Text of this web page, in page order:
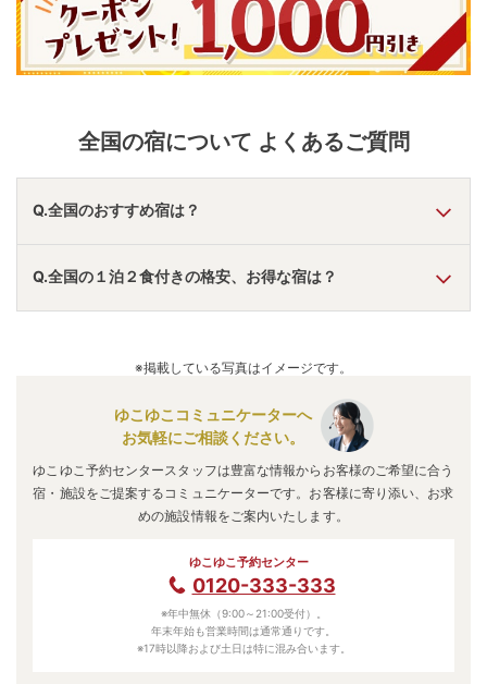
全国の宿について よくあるご質問
Q.全国のおすすめ宿は？
A.「ホテルニューアカオ」・ 「スタジアムシティホテル長
」・ 大江戸温泉物語Premium 箕面観光ホテル
旅館・ホテルがおすすめの宿泊先です。
Q.全国の１泊２食付きの格安、お得な宿は？
かりの宿 揚羽 ～AGEHA～」
」などの旅館・ホテルがお得な価格で泊まれる
※掲載している写真はイメージです。
ゆこゆこコミュニケーターへ
お気軽にご相談ください。
ゆこゆこ予約センタースタッフは豊富な情報からお客様のご希望に合う
宿・施設をご提案するコミュニケーターです。お客様に寄り添い、お求
めの施設情報をご案内いたします。
ゆこゆこ予約センター
0120-333-333
※年中無休（9:00～21:00受付）。
年末年始も営業時間は通常通りです。
※17時以降および土日は特に混み合います。